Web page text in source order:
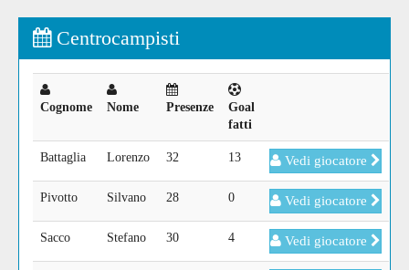
Centrocampisti
Cognome Nome Presenze
Goal
fatti
Battaglia Lorenzo 32 13 Vedi giocatore
Pivotto Silvano 28 0 Vedi giocatore
Sacco Stefano 30 4 Vedi giocatore